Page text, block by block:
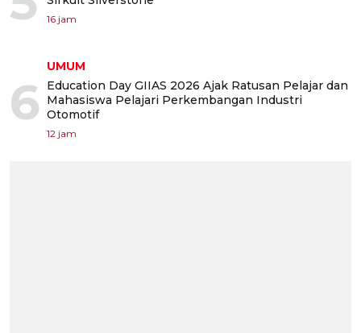
16 jam
6
UMUM
Education Day GIIAS 2026 Ajak Ratusan Pelajar dan
Mahasiswa Pelajari Perkembangan Industri
Otomotif
12 jam